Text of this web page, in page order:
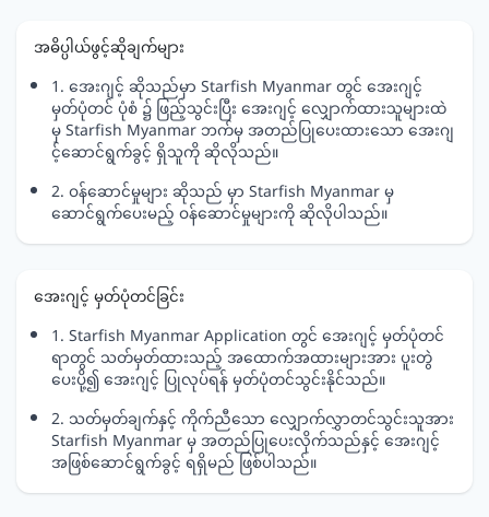
အဓိပ္ပါယ်ဖွင့်ဆိုချက်များ
1. အေးဂျင့် ဆိုသည်မှာ Starfish Myanmar တွင် အေးဂျင့်
မှတ်ပုံတင် ပုံစံ ၌ ဖြည့်သွင်းပြီး အေးဂျင့် လျှောက်ထားသူများထဲ
မှ Starfish Myanmar ဘက်မှ အတည်ပြုပေးထားသော အေးဂျ
င့်ဆောင်ရွက်ခွင့် ရှိသူကို ဆိုလိုသည်။
2. ဝန်ဆောင်မှုများ ဆိုသည် မှာ Starfish Myanmar မှ
ဆောင်ရွက်ပေးမည့် ဝန်‌ဆောင်မှုများကို ဆိုလိုပါသည်။
အေးဂျင့် မှတ်ပုံတင်ခြင်း
1. Starfish Myanmar Application တွင် အေးဂျင့် မှတ်ပုံတင်
ရာတွင် သတ်မှတ်ထားသည့် အထောက်အထားများအား ပူးတွဲ
ပေးပို့၍ အေးဂျင့် ပြုလုပ်ရန် မှတ်ပုံတင်သွင်းနိုင်သည်။
2. သတ်မှတ်ချက်နှင့် ကိုက်ညီသော လျှောက်လွှာတင်သွင်းသူအား
Starfish Myanmar မှ အတည်ပြုပေးလိုက်သည်နှင့် အေးဂျင့်
အဖြစ်ဆောင်ရွက်ခွင့် ရရှိမည် ဖြစ်ပါသည်။